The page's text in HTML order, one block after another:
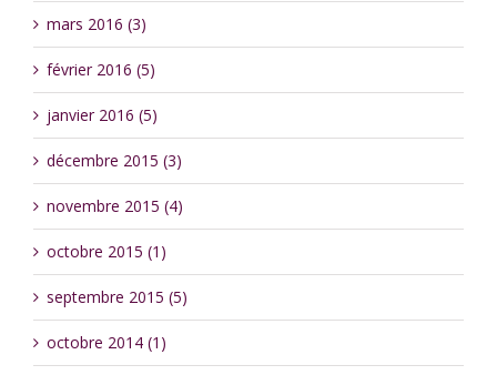
mars 2016 (3)
février 2016 (5)
janvier 2016 (5)
décembre 2015 (3)
novembre 2015 (4)
octobre 2015 (1)
septembre 2015 (5)
octobre 2014 (1)